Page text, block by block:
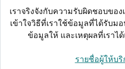
เราจริงจังกับความรับผิดชอบขอ
เข้าใจวิธีที่เราใช้ข้อมูลที่ได้รับม
ข้อมูลให้ และเหตุผลที่เราไ
รายชื่อผู้ให้บริ